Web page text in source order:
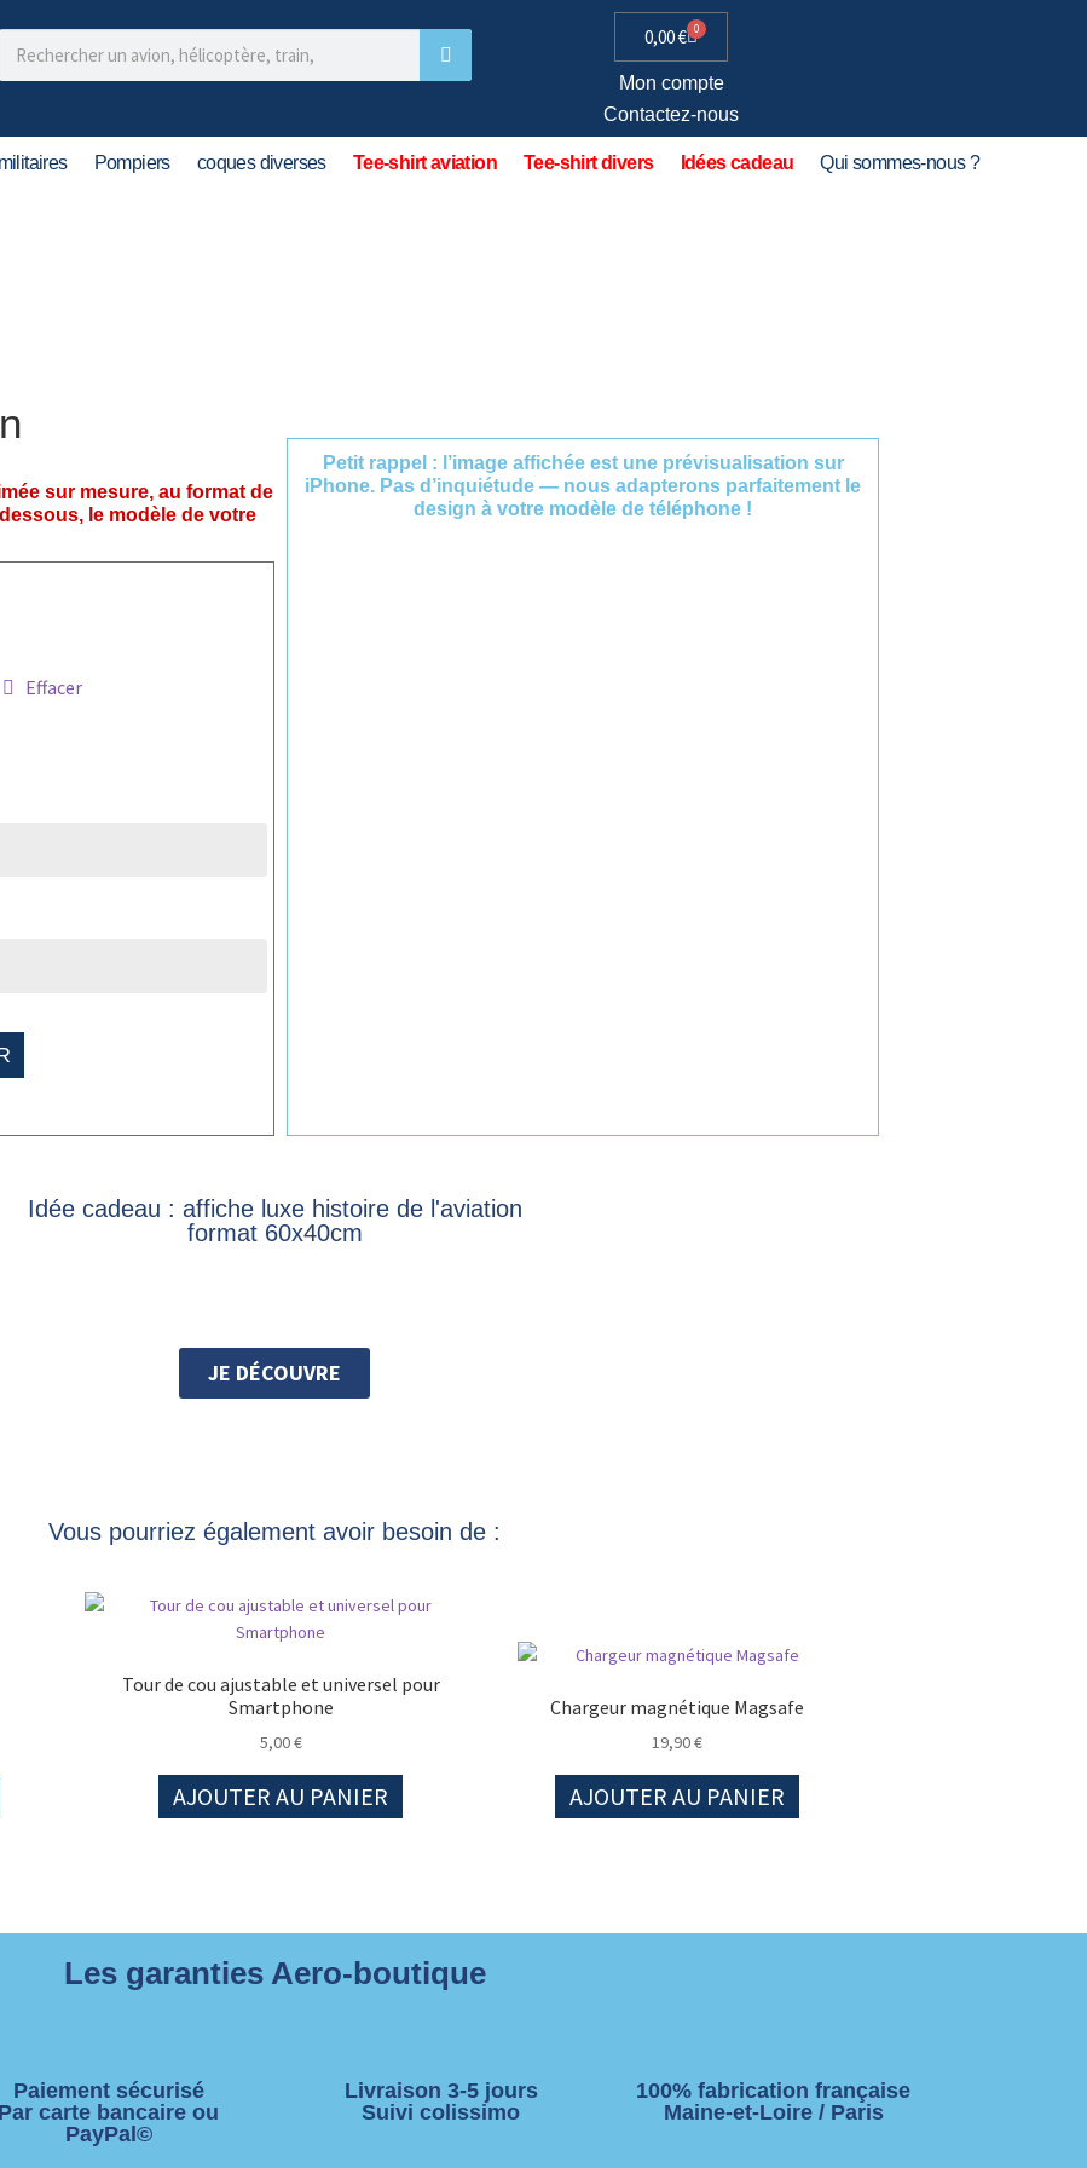
0,00€ 0
Mon compte
Contactez-nous
Pompiers coques diverses Tee-shirt aviation Tee-shirt divers Idées cadeau Qui sommes-nous ?
sur mesure, au format de
le modèle de votre
Effacer
Petit rappel : l’image affichée est une prévisualisation sur
iPhone. Pas d’inquiétude — nous adapterons parfaitement le
design à votre modèle de téléphone !
Idée cadeau : affiche luxe histoire de l'aviation
format 60x40cm
JE DÉCOUVRE
Vous pourriez également avoir besoin de :
Tour de cou ajustable et universel pour
Smartphone
5,00€
AJOUTER AU PANIER
Chargeur magnétique Magsafe
19,90€
AJOUTER AU PANIER
Les garanties Aero-boutique
Paiement sécurisé
Par carte bancaire ou
PayPal©
Livraison 3-5 jours
Suivi colissimo
100% fabrication française
Maine-et-Loire / Paris